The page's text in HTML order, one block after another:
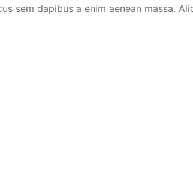
sem dapibus a enim aenean massa.